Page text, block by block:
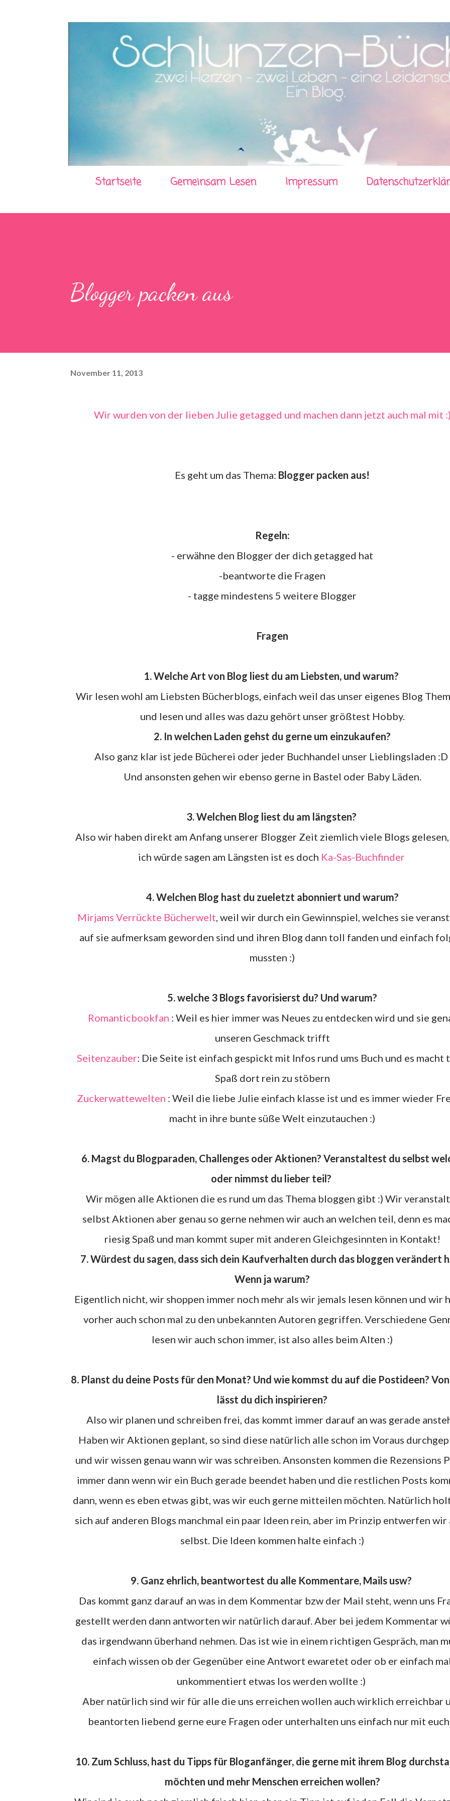
Startseite Gemeinsam Lesen Impressum
Blogger packen aus
November 11, 2013
Wir wurden von der lieben Julie getagged und machen dann jetzt auch mal mit
Es geht um das Thema: Blogger packen aus!
Regeln:
- erwähne den Blogger der dich getagged hat
-beantworte die Fragen
- tagge mindestens 5 weitere Blogger
Fragen
1. Welche Art von Blog liest du am Liebsten, und warum?
Wir lesen wohl am Liebsten Bücherblogs, einfach weil das unser eigenes Blog Thema ist
und lesen und alles was dazu gehört unser größtest Hobby.
2. In welchen Laden gehst du gerne um einzukaufen?
Also ganz klar ist jede Bücherei oder jeder Buchhandel unser Lieblingsladen :D
Und ansonsten gehen wir ebenso gerne in Bastel oder Baby Läden.
3. Welchen Blog liest du am längsten?
Also wir haben direkt am Anfang unserer Blogger Zeit ziemlich viele Blogs
ich würde sagen am Längsten ist es doch Ka-Sas-Buchfinder
4. Welchen Blog hast du zueletzt abonniert und warum?
Mirjams Verrückte Bücherwelt, weil wir durch ein Gewinnspiel, welches sie
auf sie aufmerksam geworden sind und ihren Blog dann toll fanden und einfach
mussten :)
5. welche 3 Blogs favorisierst du? Und warum?
Romanticbookfan : Weil es hier immer was Neues zu entdecken wird und sie
unseren Geschmack trifft
Seitenzauber: Die Seite ist einfach gespickt mit Infos rund ums Buch und es macht
Spaß dort rein zu stöbern
Zuckerwattewelten : Weil die liebe Julie einfach klasse ist und es immer wieder
macht in ihre bunte süße Welt einzutauchen :)
6. Magst du Blogparaden, Challenges oder Aktionen? Veranstaltest du selbst welche
oder nimmst du lieber teil?
Wir mögen alle Aktionen die es rund um das Thema bloggen gibt :) Wir
selbst Aktionen aber genau so gerne nehmen wir auch an welchen teil, denn es
riesig Spaß und man kommt super mit anderen Gleichgesinnten in Kontakt!
7. Würdest du sagen, dass sich dein Kaufverhalten durch das bloggen verändert hat?
Wenn ja warum?
Eigentlich nicht, wir shoppen immer noch mehr als wir jemals lesen können und wir
vorher auch schon mal zu den unbekannten Autoren gegriffen. Verschiedene
lesen wir auch schon immer, ist also alles beim Alten :)
8. Planst du deine Posts für den Monat? Und wie kommst du auf die Postideen? Von wem
lässt du dich inspirieren?
Also wir planen und schreiben frei, das kommt immer darauf an was gerade ansteht.
Haben wir Aktionen geplant, so sind diese natürlich alle schon im Voraus
und wir wissen genau wann wir was schreiben. Ansonsten kommen die Rezensions
immer dann wenn wir ein Buch gerade beendet haben und die restlichen Posts
dann, wenn es eben etwas gibt, was wir euch gerne mitteilen möchten. Natürlich
sich auf anderen Blogs manchmal ein paar Ideen rein, aber im Prinzip entwerfen wir
selbst. Die Ideen kommen halte einfach :)
9. Ganz ehrlich, beantwortest du alle Kommentare, Mails usw?
Das kommt ganz darauf an was in dem Kommentar bzw der Mail steht, wenn uns
gestellt werden dann antworten wir natürlich darauf. Aber bei jedem Kommentar
das irgendwann überhand nehmen. Das ist wie in einem richtigen Gespräch, man
einfach wissen ob der Gegenüber eine Antwort ewaretet oder ob er einfach
unkommentiert etwas los werden wollte :)
Aber natürlich sind wir für alle die uns erreichen wollen auch wirklich erreichbar und
beantorten liebend gerne eure Fragen oder unterhalten uns einfach nur mit euch
10. Zum Schluss, hast du Tipps für Bloganfänger, die gerne mit ihrem Blog durchstarten
möchten und mehr Menschen erreichen wollen?